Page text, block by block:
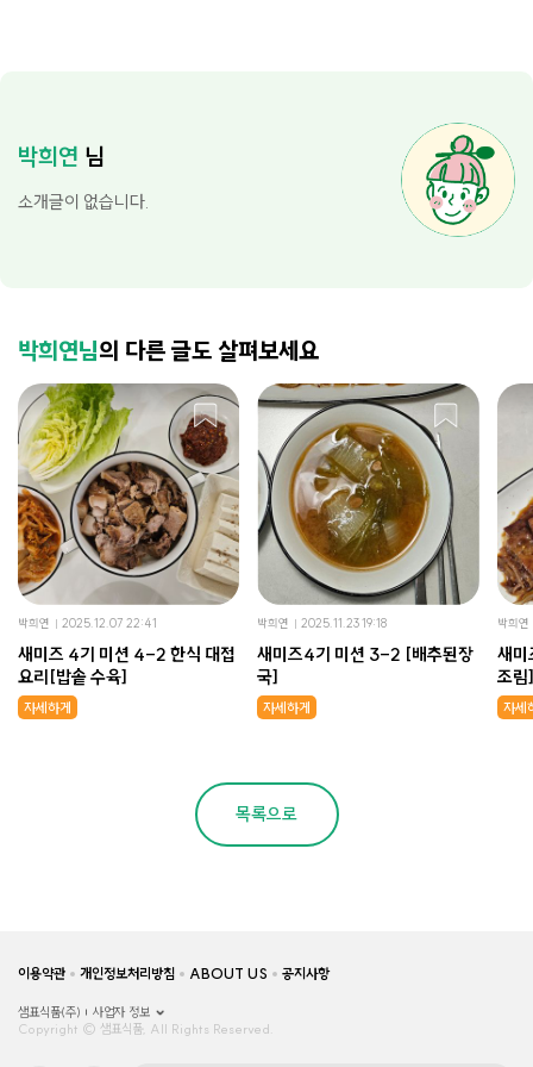
박희연 님
소개글이 없습니다.
박희연님의 다른 글도 살펴보세요
박희연 2025.12.07 22:41
새미즈 4기 미션 4-2 한식 대접
요리[밥솥 수육]
자세하게
박희연 2025.11.23 19:18
새미즈4기 미션 3-2 [배추된장
국]
자세하게
박희연
새
조림]
자세
목록으로
이용약관 개인정보처리방침 ABOUT US 공지사항
샘표식품(주)
사업자 정보
Copyright © 샘표식품, All Rights Reserved.